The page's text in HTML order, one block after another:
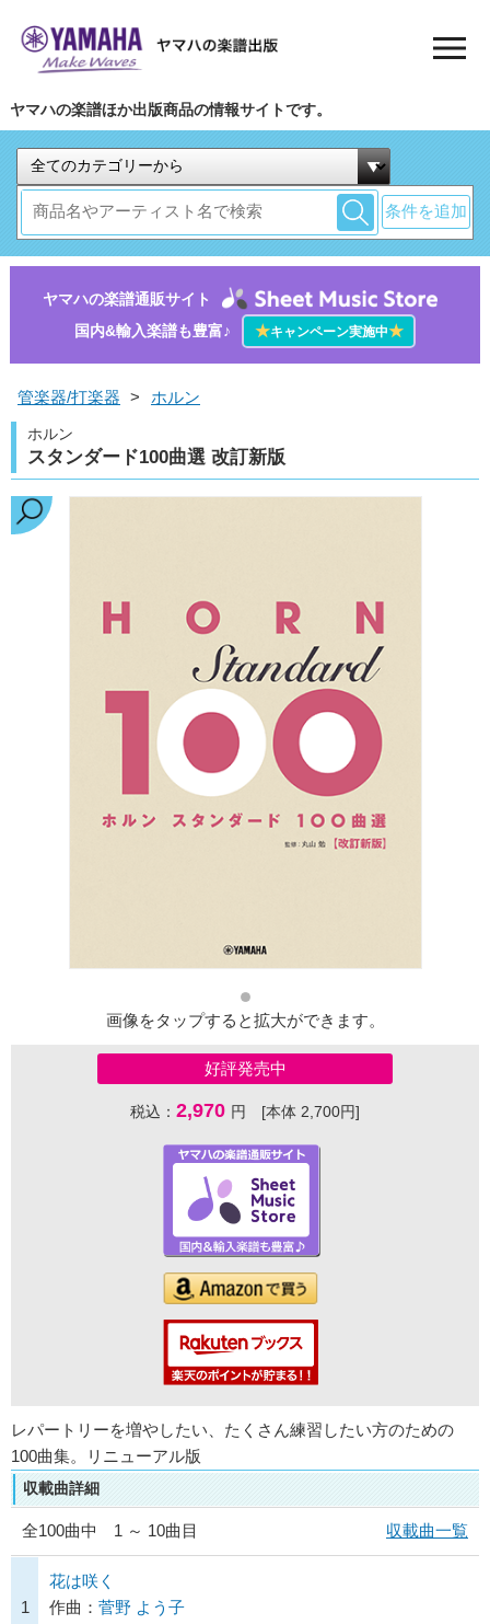
ヤマハの楽譜ほか出版商品の情報サイトです。
条件を追加
ヤマハの楽譜通販サイト
国内&輸入楽譜も豊富♪
★キャンペーン実施中★
管楽器/打楽器 > ホルン
ホルン
スタンダード100曲選 改訂新版
画像をタップすると拡大ができます。
好評発売中
税込： 2,970 円 [本体 2,700円]
レパートリーを増やしたい、たくさん練習したい方のための
100曲集。リニューアル版
収載曲詳細
全100曲中 1 ～ 10曲目 収載曲一覧
1
花は咲く
作曲： 菅野 よう子